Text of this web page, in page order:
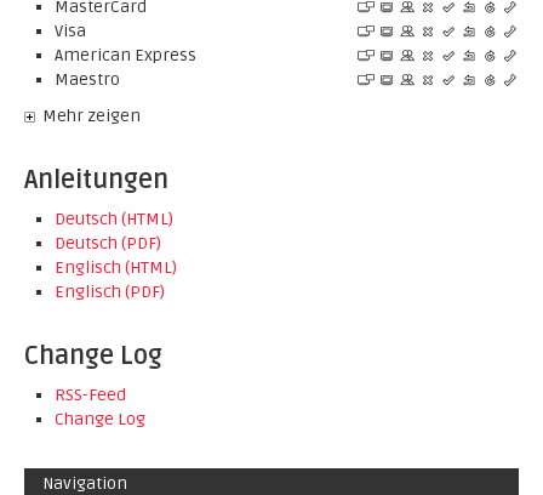
MasterCard
Visa
American Express
Maestro
Mehr zeigen
Anleitungen
Deutsch (HTML)
Deutsch (PDF)
Englisch (HTML)
Englisch (PDF)
Change Log
RSS-Feed
Change Log
Navigation